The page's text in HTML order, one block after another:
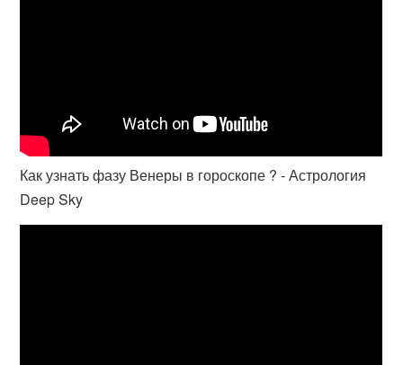
Как узнать фазу Венеры в гороскопе ? - Астрология
Deep Sky